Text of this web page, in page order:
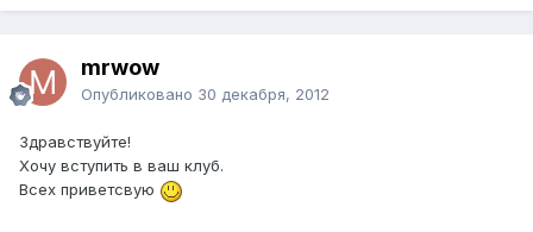
mrwow
Опубликовано 30 декабря, 2012
Здравствуйте!
Хочу вступить в ваш клуб.
Всех приветсвую